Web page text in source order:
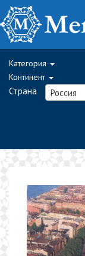
Категория
Континент
Страна Россия